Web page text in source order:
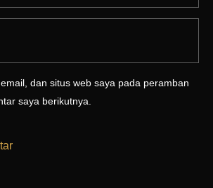
dan situs web saya pada peramban
saya berikutnya.